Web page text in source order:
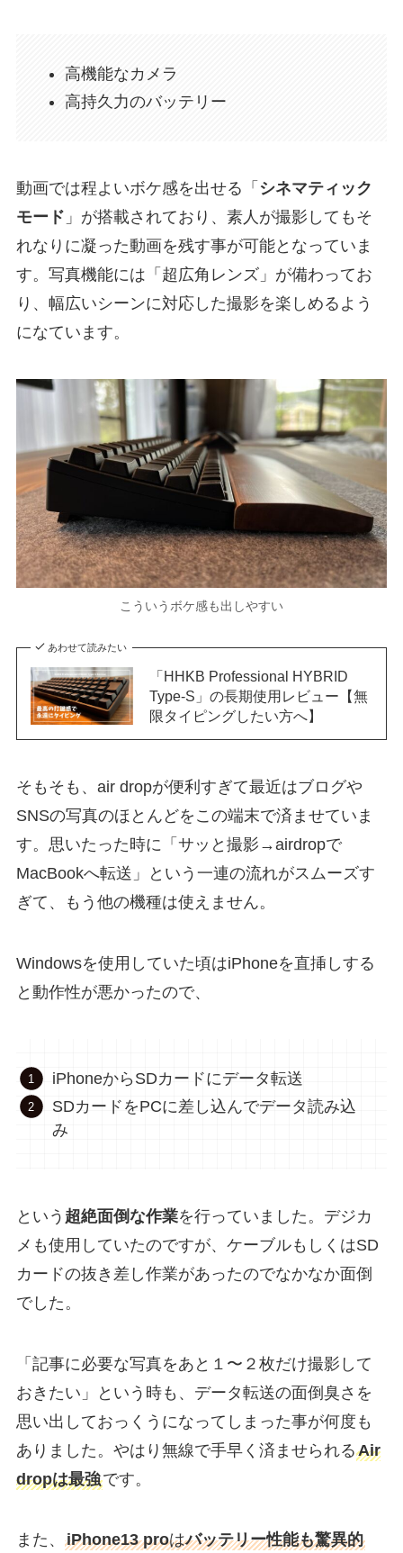
高機能なカメラ
高持久力のバッテリー
動画では程よいボケ感を出せる「 シネマティック
モード 」が搭載されており、素人が撮影してもそ
れなりに凝った動画を残す事が可能となっていま
す。写真機能には「超広角レンズ」が備わってお
り、幅広いシーンに対応した撮影を楽しめるよう
になています。
こういうボケ感も出しやすい
あわせて読みたい
「HHKB Professional HYBRID
Type-S」の長期使用レビュー【無
限タイピングしたい方へ】
そもそも、air dropが便利すぎて最近はブログや
SNSの写真のほとんどをこの端末で済ませていま
す。思いたった時に「サッと撮影→airdropで
MacBookへ転送」という一連の流れがスムーズす
ぎて、もう他の機種は使えません。
Windowsを使用していた頃はiPhoneを直挿しする
と動作性が悪かったので、
iPhoneからSDカードにデータ転送
SDカードをPCに差し込んでデータ読み込
み
という 超絶面倒な作業を行っていました。デジカ
メも使用していたのですが、ケーブルもしくはSD
カードの抜き差し作業があったのでなかなか面倒
でした。
「記事に必要な写真をあと１〜２枚だけ撮影して
おきたい」という時も、データ転送の面倒臭さを
思い出しておっくうになってしまった事が何度も
ありました。やはり無線で手早く済ませられるAir
dropは最強です。
また、 iPhone13 proはバッテリー性能も驚異的